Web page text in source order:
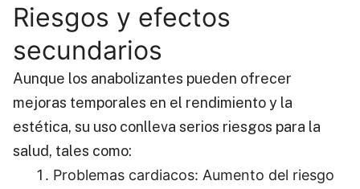
Riesgos y efectos
secundarios
Aunque los anabolizantes pueden ofrecer
mejoras temporales en el rendimiento y la
estética, su uso conlleva serios riesgos para la
salud, tales como:
Problemas cardiacos: Aumento del riesgo